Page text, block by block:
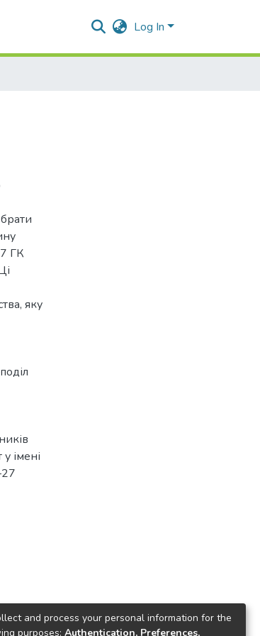
Log In
ГК
яку
імені
and process your personal information for the
purposes: Authentication, Preferences,